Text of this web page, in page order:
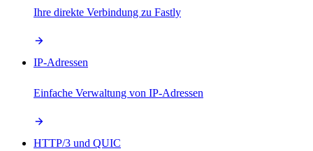
Ihre direkte Verbindung zu Fastly
IP-Adressen
Einfache Verwaltung von IP-Adressen
HTTP/3 und QUIC